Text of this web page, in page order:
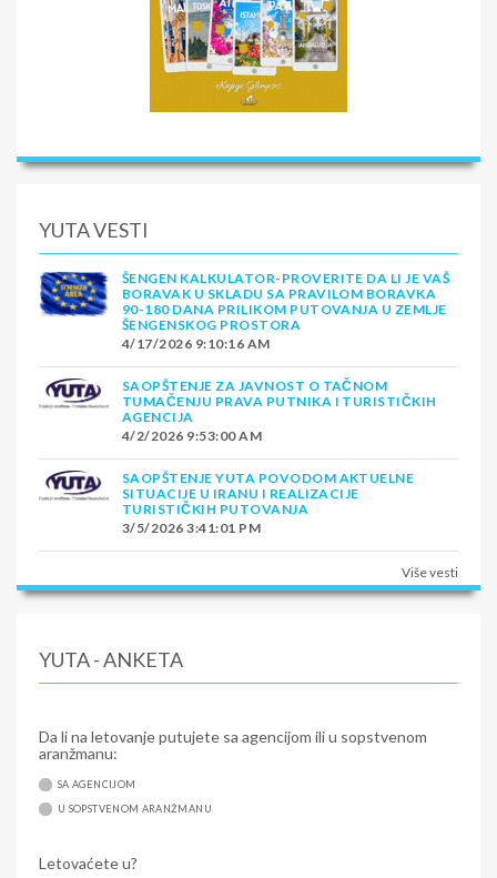
YUTA VESTI
ŠENGEN KALKULATOR-PROVERITE DA LI JE VAŠ
BORAVAK U SKLADU SA PRAVILOM BORAVKA
90-180 DANA PRILIKOM PUTOVANJA U ZEMLJE
ŠENGENSKOG PROSTORA
4/17/2026 9:10:16 AM
SAOPŠTENJE ZA JAVNOST O TAČNOM
TUMAČENJU PRAVA PUTNIKA I TURISTIČKIH
AGENCIJA
4/2/2026 9:53:00 AM
SAOPŠTENJE YUTA POVODOM AKTUELNE
SITUACIJE U IRANU I REALIZACIJE
TURISTIČKIH PUTOVANJA
3/5/2026 3:41:01 PM
Više vesti
YUTA - ANKETA
Da li na letovanje putujete sa agencijom ili u sopstvenom
aranžmanu:
SA AGENCIJOM
U SOPSTVENOM ARANŽMANU
Letovaćete u?